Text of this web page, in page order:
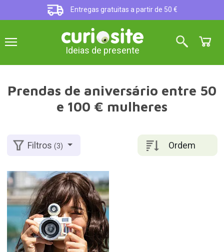
Entregas gratuitas a partir de 50 €
Ideias de presente
Prendas de aniversário entre 50
e 100 € mulheres
Ordem
Filtros(3)